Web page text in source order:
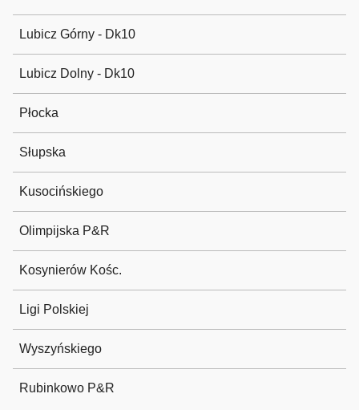
Lubicz Górny - Dk10
Lubicz Dolny - Dk10
Płocka
Słupska
Kusocińskiego
Olimpijska P&R
Kosynierów Kośc.
Ligi Polskiej
Wyszyńskiego
Rubinkowo P&R